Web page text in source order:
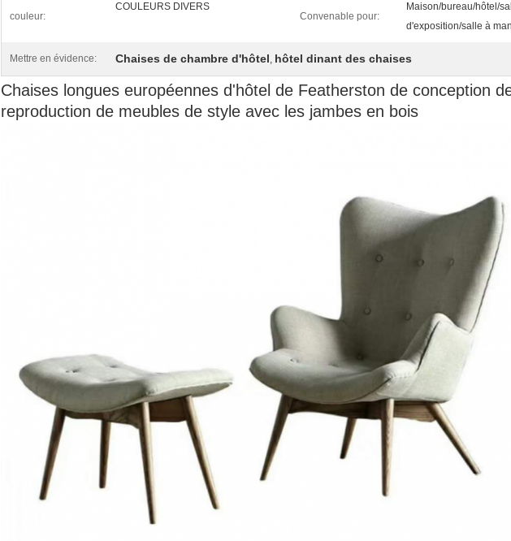
couleur:
COULEURS DIVERS
Convenable pour:
Maison/bureau/hôtel/
d'exposition/salle à
Mettre en évidence: Chaises de chambre d'hôtel, hôtel dinant des chaises
Chaises longues européennes d'hôtel de Featherston de conception
reproduction de meubles de style avec les jambes en bois